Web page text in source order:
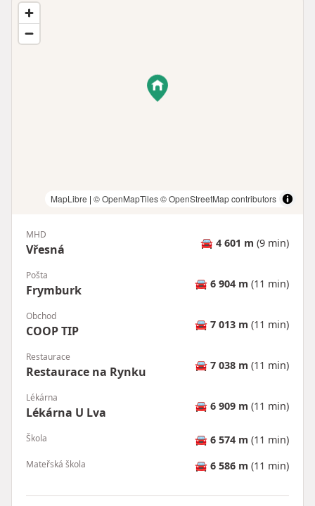
MapLibre | © OpenMapTiles© OpenStreetMap contributors
MHD
Vřesná 🚘 4 601 m (9 min)
Pošta
Frymburk 🚘 6 904 m (11 min)
Obchod
COOP TIP 🚘 7 013 m (11 min)
Restaurace
Restaurace na Rynku 🚘 7 038 m (11 min)
Lékárna
Lékárna U Lva 🚘 6 909 m (11 min)
Škola 🚘 6 574 m (11 min)
Mateřská škola 🚘 6 586 m (11 min)